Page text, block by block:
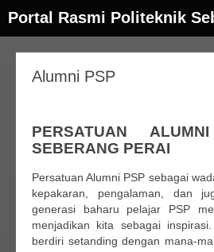
Portal Rasmi Politeknik
Alumni PSP
PERSATUAN
SEBERANG PERAI
Persatuan Alumni PSP sebagai
kepakaran, pengalaman, dan
generasi baharu pelajar PSP
menjadikan kita sebagai
berdiri setanding dengan mana-